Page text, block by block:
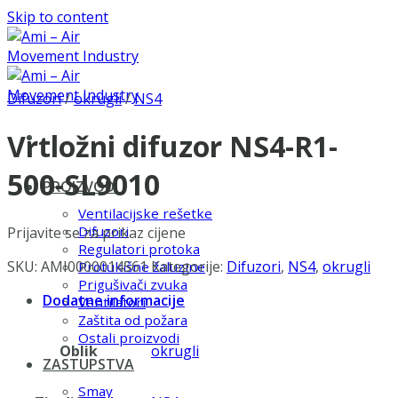
Skip to content
PROIZVODI
Ventilacijske rešetke
Difuzori
Regulatori protoka
Protukišne žaluzine
Prigušivači zvuka
Ventilatori
Zaštita od požara
Ostali proizvodi
ZASTUPSTVA
Smay
Difuzori/okrugli/NS4
Vrtložni difuzor NS4-R1-
500-SL9010
Prijavite se za prikaz cijene
SKU: AMI0000014561 Kategorije: Difuzori, NS4, okrugli
Dodatne informacije
Oblik okrugli